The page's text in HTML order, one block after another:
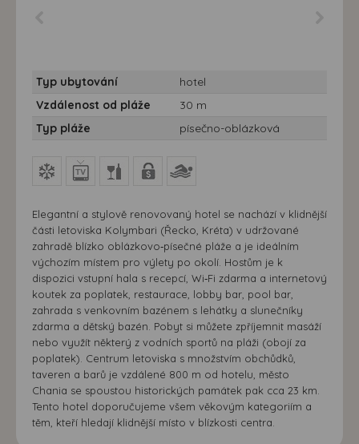
Typ ubytování
hotel
Vzdálenost od pláže
30 m
Typ pláže
písečno-oblázková
Elegantní a stylově renovovaný hotel se nachází v klidnější
části letoviska Kolymbari (Řecko, Kréta) v udržované
zahradě blízko oblázkovo‑písečné pláže a je ideálním
výchozím místem pro výlety po okolí. Hostům je k
dispozici vstupní hala s recepcí, Wi‑Fi zdarma a internetový
koutek za poplatek, restaurace, lobby bar, pool bar,
zahrada s venkovním bazénem s lehátky a slunečníky
zdarma a dětský bazén. Pobyt si můžete zpříjemnit masáží
nebo využít některý z vodních sportů na pláži (obojí za
poplatek). Centrum letoviska s množstvím obchůdků,
taveren a barů je vzdálené 800 m od hotelu, město
Chania se spoustou historických památek pak cca 23 km.
Tento hotel doporučujeme všem věkovým kategoriím a
těm, kteří hledají klidnější místo v blízkosti centra.